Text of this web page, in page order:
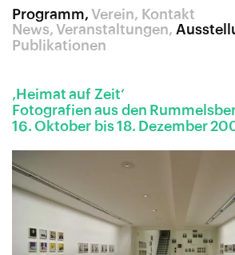
Programm
News Veranstaltungen
Publikationen
Verein Kontakt
‚ Heimat auf Zeit‘
Fotografien aus den
16. Oktober bis 18. Dezember